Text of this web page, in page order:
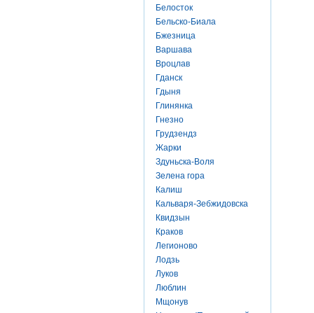
Белосток
Бельско-Биала
Бжезница
Варшава
Вроцлав
Гданск
Гдыня
Глинянка
Гнезно
Грудзендз
Жарки
Здуньска-Воля
Зелена гора
Калиш
Кальваря-Зебжидовска
Квидзын
Краков
Легионово
Лодзь
Луков
Люблин
Мщонув